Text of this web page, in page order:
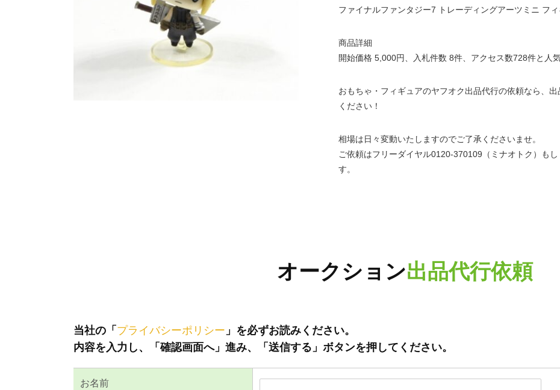
ファイナルファンタジー7 トレーディングアーツミニ フ
商品詳細
開始価格 5,000円、入札件数 8件、アクセス数728件と人
おもちゃ・フィギュアのヤフオク出品代行の依頼なら、
ください！
相場は日々変動いたしますのでご了承くださいませ。
ご依頼はフリーダイヤル0120-370109（ミナオトク）も
す。
オークション出品代行依頼
当社の「 プライバシーポリシー 」を必ずお読みください。
内容を入力し、「確認画面へ」進み、「送信する」ボタンを押してください。
お名前